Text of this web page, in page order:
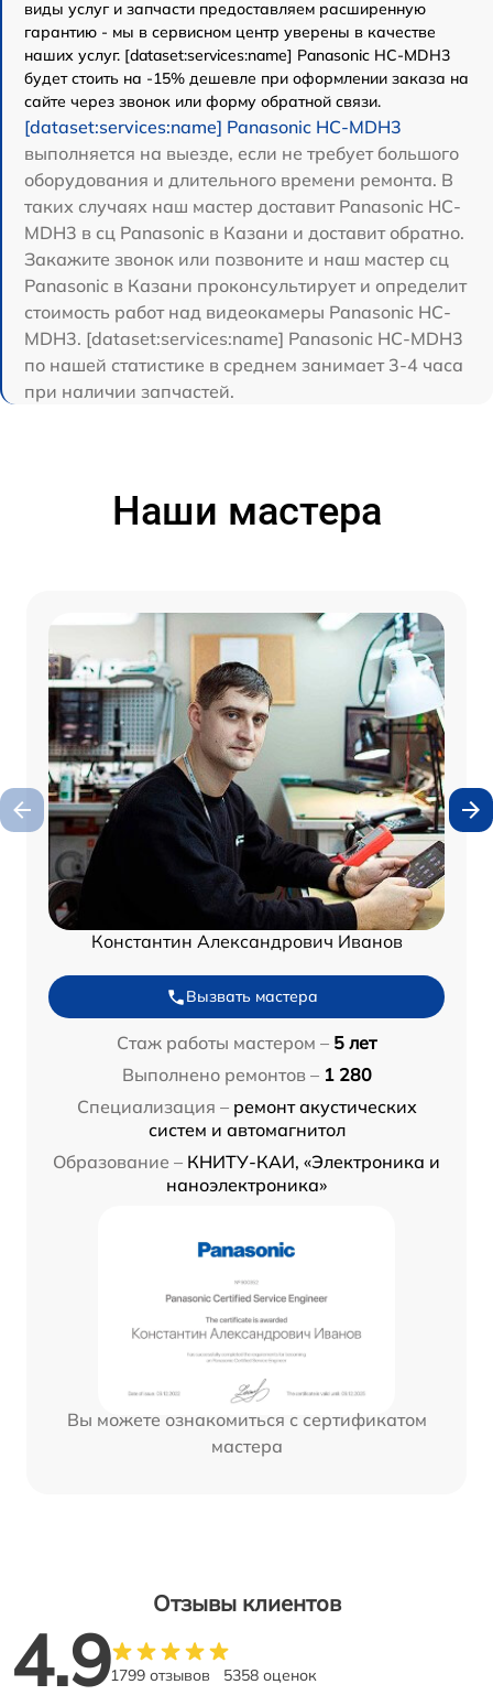
виды услуг и запчасти предоставляем расширенную
гарантию - мы в сервисном центр уверены в качестве
наших услуг. [dataset:services:name] Panasonic HC-MDH3
будет стоить на -15% дешевле при оформлении заказа на
сайте через звонок или форму обратной связи.
[dataset:services:name] Panasonic HC-MDH3
выполняется на выезде, если не требует большого
оборудования и длительного времени ремонта. В
таких случаях наш мастер доставит Panasonic HC-
MDH3 в сц Panasonic в Казани и доставит обратно.
Закажите звонок или позвоните и наш мастер сц
Panasonic в Казани проконсультирует и определит
стоимость работ над видеокамеры Panasonic HC-
MDH3. [dataset:services:name] Panasonic HC-MDH3
по нашей статистике в среднем занимает 3-4 часа
при наличии запчастей.
Наши мастера
Константин Александрович Иванов
Вызвать мастера
Стаж работы мастером – 5 лет
Выполнено ремонтов – 1 280
Специализация – ремонт акустических
систем и автомагнитол
Образование – КНИТУ-КАИ, «Электроника и
наноэлектроника»
Вы можете ознакомиться с сертификатом
мастера
Отзывы клиентов
4.91799 отзывов 5358 оценок